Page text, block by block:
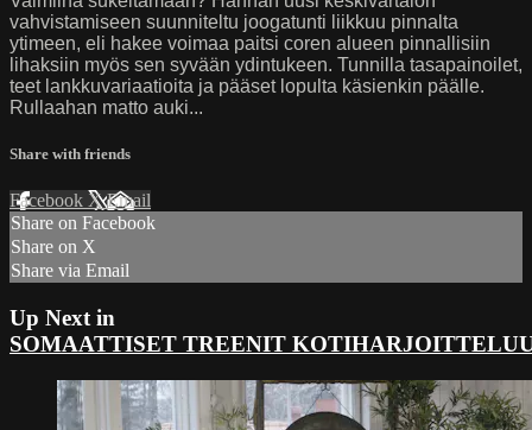
vahvistamiseen suunniteltu joogatunti liikkuu pinnalta
ytimeen, eli hakee voimaa paitsi coren alueen pinnallisiin
lihaksiin myös sen syvään ydintukeen. Tunnilla tasapainoilet,
teet lankkuvariaatioita ja pääset lopulta käsienkin päälle.
Rullaahan matto auki...
Share with friends
Facebook XEmail
Share on Facebook
Share on X
Share via Email
Up Next in
SOMAATTISET TREENIT